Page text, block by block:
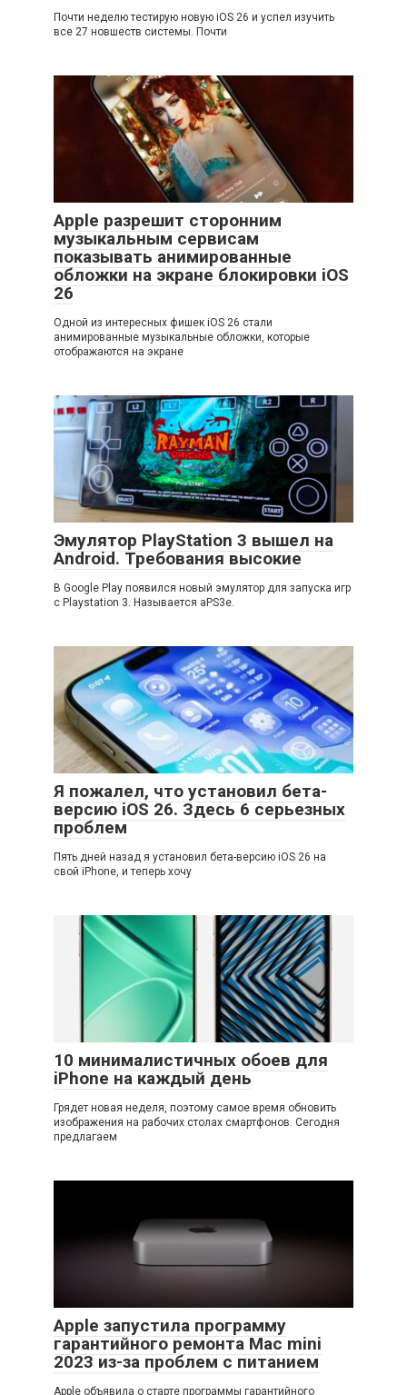
Почти неделю тестирую новую iOS 26 и успел изучить
все 27 новшеств системы. Почти
Apple разрешит сторонним
музыкальным сервисам
показывать анимированные
обложки на экране блокировки iOS
26
Одной из интересных фишек iOS 26 стали
анимированные музыкальные обложки, которые
отображаются на экране
Эмулятор PlayStation 3 вышел на
Android. Требования высокие
В Google Play появился новый эмулятор для запуска игр
с Playstation 3. Называется aPS3e.
Я пожалел, что установил бета-
версию iOS 26. Здесь 6 серьезных
проблем
Пять дней назад я установил бета-версию iOS 26 на
свой iPhone, и теперь хочу
10 минималистичных обоев для
iPhone на каждый день
Грядет новая неделя, поэтому самое время обновить
изображения на рабочих столах смартфонов. Сегодня
предлагаем
Apple запустила программу
гарантийного ремонта Mac mini
2023 из-за проблем с питанием
Apple объявила о старте программы гарантийного